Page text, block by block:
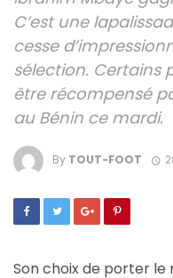
C’est une
cesse
sélection. Certains
être récompensé
au Bénin ce mardi.
By TOUT-FOOT
Son choix de porter le